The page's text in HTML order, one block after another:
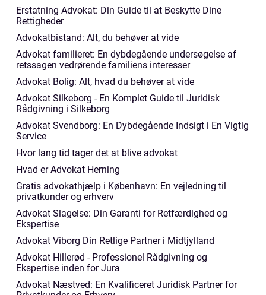
Erstatning Advokat: Din Guide til at Beskytte Dine
Rettigheder
Advokatbistand: Alt, du behøver at vide
Advokat familieret: En dybdegående undersøgelse af
retssagen vedrørende familiens interesser
Advokat Bolig: Alt, hvad du behøver at vide
Advokat Silkeborg - En Komplet Guide til Juridisk
Rådgivning i Silkeborg
Advokat Svendborg: En Dybdegående Indsigt i En Vigtig
Service
Hvor lang tid tager det at blive advokat
Hvad er Advokat Herning
Gratis advokathjælp i København: En vejledning til
privatkunder og erhverv
Advokat Slagelse: Din Garanti for Retfærdighed og
Ekspertise
Advokat Viborg Din Retlige Partner i Midtjylland
Advokat Hillerød - Professionel Rådgivning og
Ekspertise inden for Jura
Advokat Næstved: En Kvalificeret Juridisk Partner for